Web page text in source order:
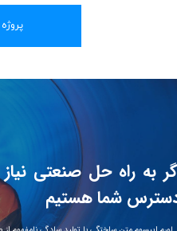
به راه حل صنعتی
شما هستیم